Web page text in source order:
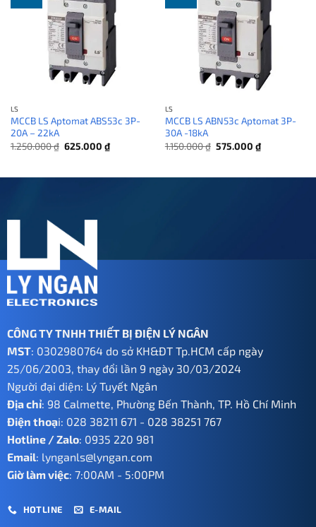
LS
MCCB LS Aptomat ABS53c 3P-
20A – 22kA
1.250.000₫ Giá
gốc
625.000 ₫Giá
hiện
625.000 ₫.
LS
MCCB LS ABN53c Aptomat 3P-
30A -18kA
1.150.000₫ Giá
gốc
575.000 ₫Giá
hiện
575.000 ₫.
CÔNG TY TNHH THIẾT BỊ ĐIỆN LÝ NGÂN
MST: 0302980764 do sở KH&ĐT Tp.HCM cấp ngày
25/06/2003, thay đổi lần 9 ngày 30/03/2024
Người đại diện: Lý Tuyết Ngân
Địa chỉ: 98 Calmette, Phường Bến Thành, TP. Hồ Chí Minh
Điện thoại: 028 38211 671 - 028 38251 767
Hotline / Zalo: 0935 220 981
Email: lynganls@lyngan.com
Giờ làm việc: 7:00AM - 5:00PM
HOTLINE E-MAIL